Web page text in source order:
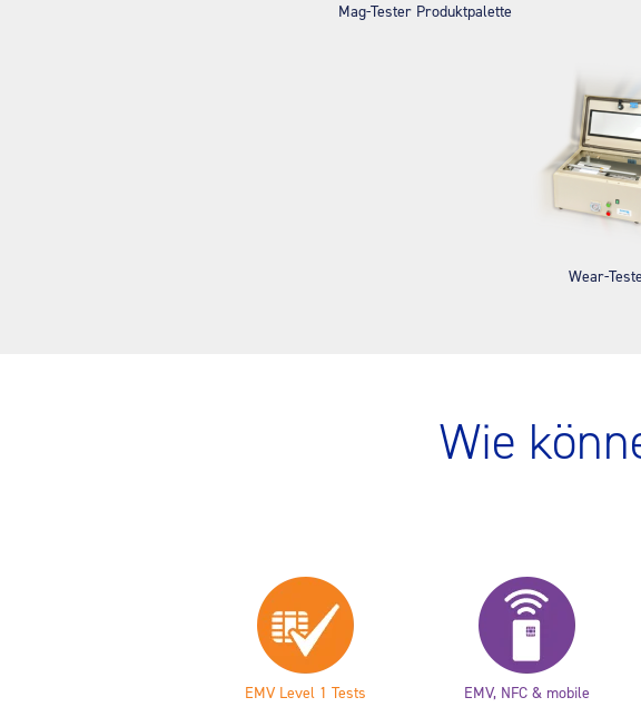
Mag-Tester Produktpalette
Wear-
Wie
EMV Level 1 Tests
EMV, NFC & mobile